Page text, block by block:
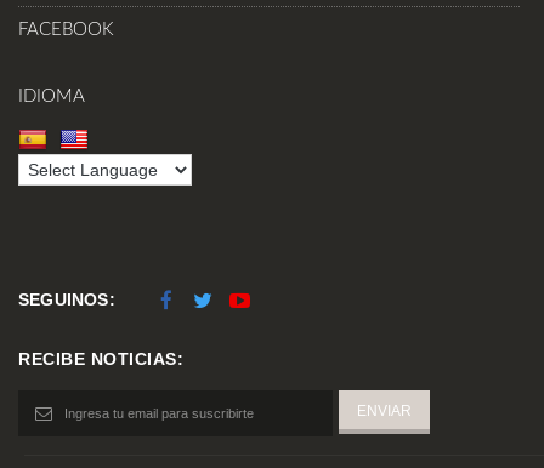
FACEBOOK
IDIOMA
SEGUINOS:
RECIBE NOTICIAS: